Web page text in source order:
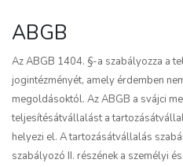
ABGB
Az ABGB 1404. §-a szabályozza a
jogintézményét, amely érdemben
megoldásoktól. Az ABGB a svájci
teljesítésátvállalást a
helyezi el. A tartozásátvállalás
szabályozó II. részének a személyi